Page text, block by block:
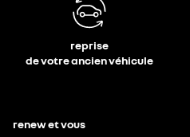
reprise
de votre ancien véhicule
renew et vous